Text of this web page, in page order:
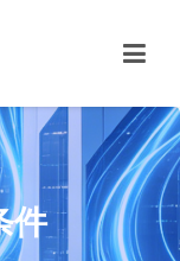
件